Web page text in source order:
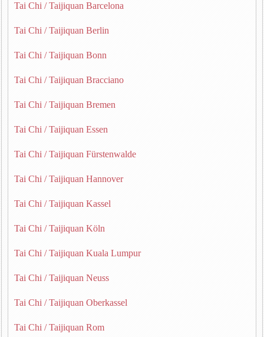
Tai Chi / Taijiquan Barcelona
Tai Chi / Taijiquan Berlin
Tai Chi / Taijiquan Bonn
Tai Chi / Taijiquan Bracciano
Tai Chi / Taijiquan Bremen
Tai Chi / Taijiquan Essen
Tai Chi / Taijiquan Fürstenwalde
Tai Chi / Taijiquan Hannover
Tai Chi / Taijiquan Kassel
Tai Chi / Taijiquan Köln
Tai Chi / Taijiquan Kuala Lumpur
Tai Chi / Taijiquan Neuss
Tai Chi / Taijiquan Oberkassel
Tai Chi / Taijiquan Rom